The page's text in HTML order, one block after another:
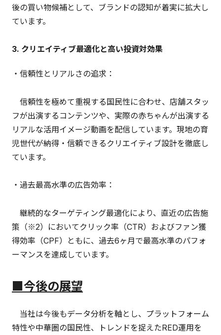
後の買い物候補として、ブランドの認知が着実に拡大し
ています。
3. クリエイティブ最適化と高い投資対効果
・信頼性とリアルさの追求：
信頼性を極めて重視する国民性に合わせ、店舗スタッ
フが出演するコンテンツや、実際の赤ちゃんが出演する
リアルな活用イメージ動画を配信しています。現地の育
児世代が納得・信頼できるクリエイティブ設計を徹底し
ています。
・過去最高水準の広告効率：
継続的なターゲティング最適化により、直近の広告施
策（※2）においてクリック率（CTR）およびファン獲
得効率（CPF）ともに、過去6ヶ月で最高水準のパフォ
ーマンスを達成しています。
今後の展望
当社は今後もデータ分析を軸とし、プラットフォーム
特性や中華圏の国民性、トレンドを捉えたRED運用を